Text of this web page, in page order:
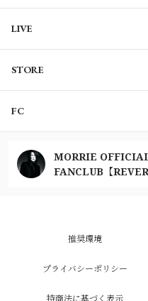
LIVE
STORE
FC
MORRIE
FANCLUB【
推奨環境
プライバシーポリシー